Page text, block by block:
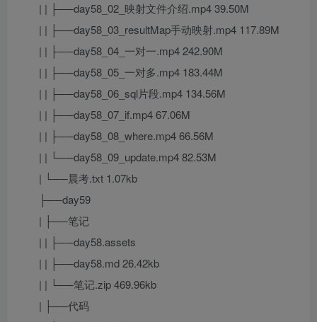
| | ├──day58_02_映射文件介绍.mp4 39.50M
| | ├──day58_03_resultMap手动映射.mp4 117.89M
| | ├──day58_04_一对一.mp4 242.90M
| | ├──day58_05_一对多.mp4 183.44M
| | ├──day58_06_sql片段.mp4 134.56M
| | ├──day58_07_if.mp4 67.06M
| | ├──day58_08_where.mp4 66.56M
| | └──day58_09_update.mp4 82.53M
| └──晨考.txt 1.07kb
├──day59
| ├──笔记
| | ├──day58.assets
| | ├──day58.md 26.42kb
| | └──笔记.zip 469.96kb
| ├──代码